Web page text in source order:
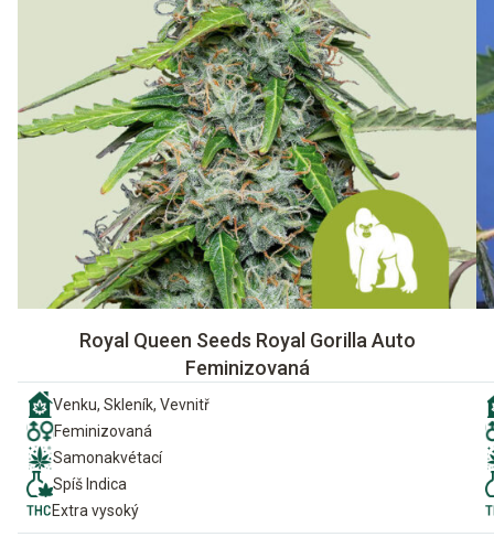
Royal Queen Seeds Royal Gorilla Auto
Feminizovaná
Venku, Skleník, Vevnitř
Feminizovaná
Samonakvétací
Spíš Indica
Extra vysoký